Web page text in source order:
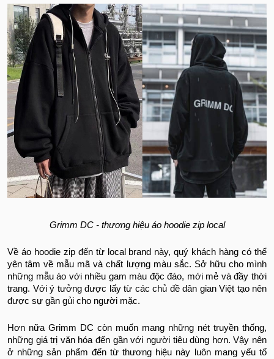
Grimm DC - thương hiệu áo hoodie zip local
Về áo hoodie zip đến từ local brand này, quý khách hàng có thể
yên tâm về mẫu mã và chất lượng màu sắc. Sở hữu cho mình
những mẫu áo với nhiều gam màu độc đáo, mới mẻ và đầy thời
trang. Với ý tưởng được lấy từ các chủ đề dân gian Việt tạo nên
được sự gần gủi cho người mặc.
Hơn nữa Grimm DC còn muốn mang những nét truyền thống,
những giá trị văn hóa đến gần với người tiêu dùng hơn. Vậy nên
ở những sản phẩm đến từ thương hiệu này luôn mang yếu tố